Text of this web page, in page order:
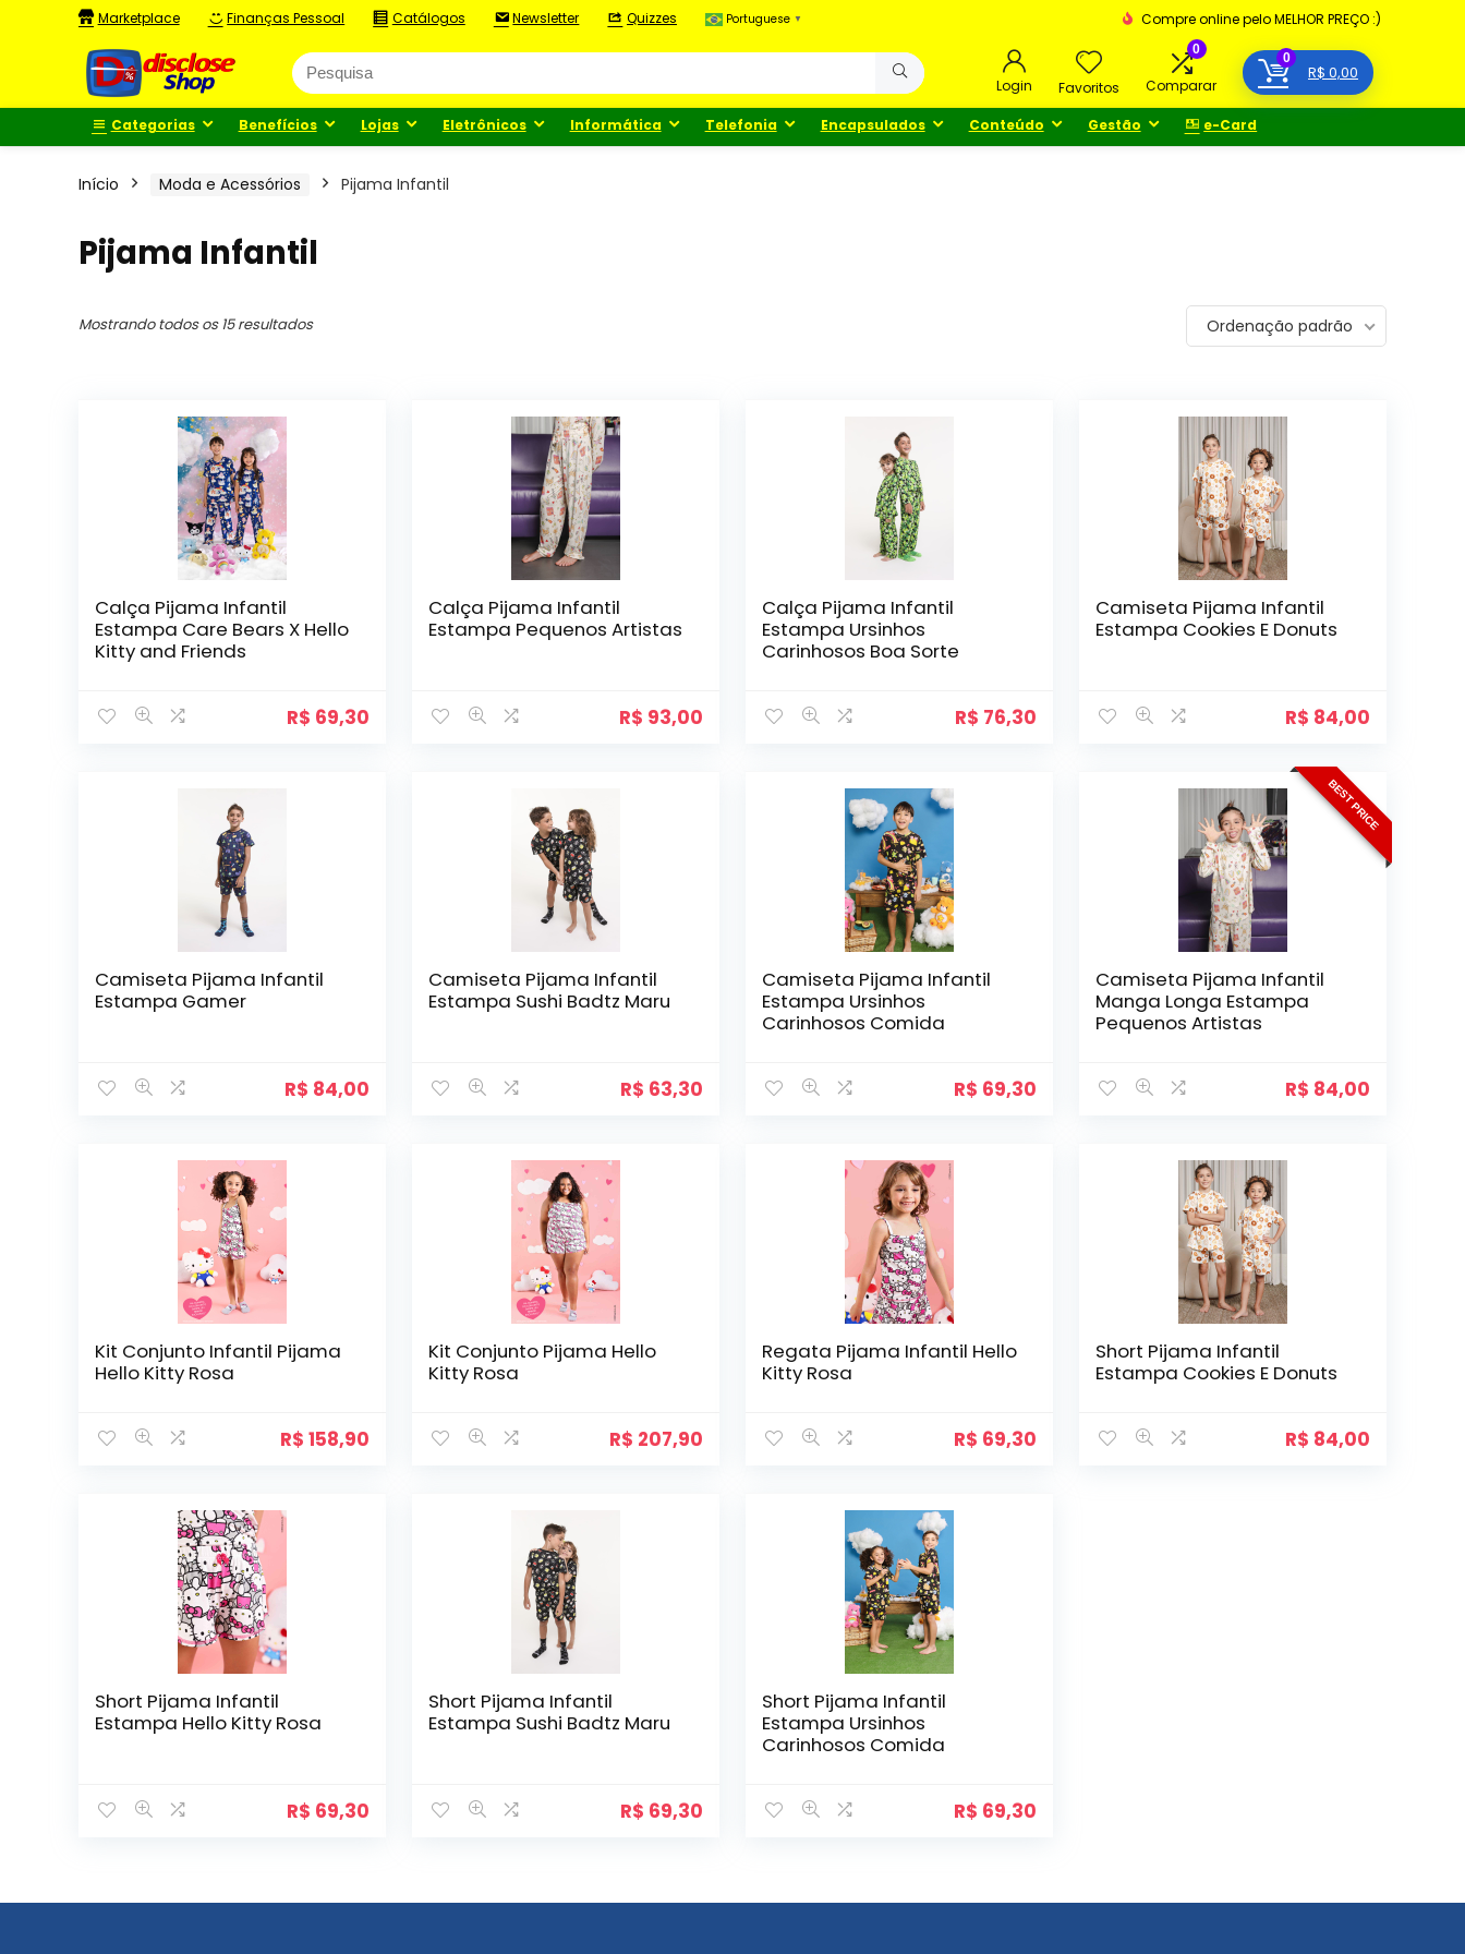
Marketplace Finanças Pessoal Catálogos Newsletter Quizzes Portuguese ▼ Compre online pelo MELHOR PREÇO :)
Login Favoritos
0
Comparar
0
R$ 0,00
Categorias Benefícios Lojas Eletrônicos Informática Telefonia Encapsulados Conteúdo Gestão e-Card
Início Moda e Acessórios Pijama Infantil
Pijama Infantil
Mostrando todos os 15 resultados Ordenação padrão
Calça Pijama Infantil
Estampa Care Bears X Hello
Kitty and Friends
R$ 69,30
Calça Pijama Infantil
Estampa Pequenos Artistas
R$ 93,00
Calça Pijama Infantil
Estampa Ursinhos
Carinhosos Boa Sorte
R$ 76,30
Camiseta Pijama Infantil
Estampa Cookies E Donuts
R$ 84,00
Camiseta Pijama Infantil
Estampa Gamer
R$ 84,00
Camiseta Pijama Infantil
Estampa Sushi Badtz Maru
R$ 63,30
Camiseta Pijama Infantil
Estampa Ursinhos
Carinhosos Comida
R$ 69,30
BEST PRICE
Camiseta Pijama Infantil
Manga Longa Estampa
Pequenos Artistas
R$ 84,00
Kit Conjunto Infantil Pijama
Hello Kitty Rosa
R$ 158,90
Kit Conjunto Pijama Hello
Kitty Rosa
R$ 207,90
Regata Pijama Infantil Hello
Kitty Rosa
R$ 69,30
Short Pijama Infantil
Estampa Cookies E Donuts
R$ 84,00
Short Pijama Infantil
Estampa Hello Kitty Rosa
R$ 69,30
Short Pijama Infantil
Estampa Sushi Badtz Maru
R$ 69,30
Short Pijama Infantil
Estampa Ursinhos
Carinhosos Comida
R$ 69,30